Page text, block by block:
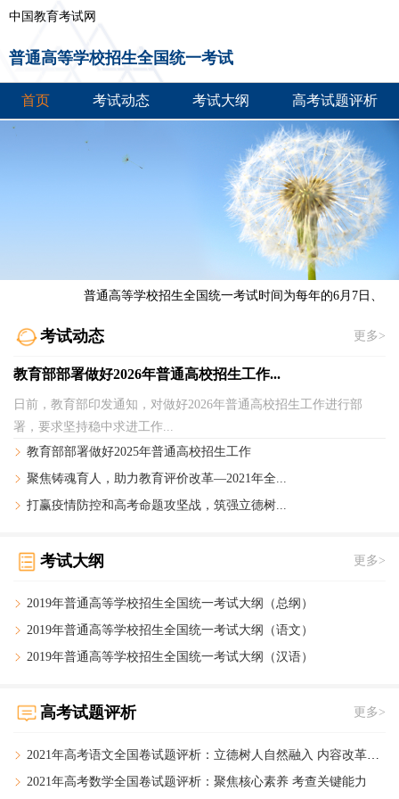
中国教育考试网
普通高等学校招生全国统一考试
首页 考试动态 考试大纲 高考试题评析
普通高等学校招生全国统一考试时间为每年的6月7日、6
考试动态 更多>
教育部部署做好2026年普通高校招生工作...
日前，教育部印发通知，对做好2026年普通高校招生工作进行部
署，要求坚持稳中求进工作...
教育部部署做好2025年普通高校招生工作
聚焦铸魂育人，助力教育评价改革—2021年全...
打赢疫情防控和高考命题攻坚战，筑强立德树...
考试大纲 更多>
2019年普通高等学校招生全国统一考试大纲（总纲）
2019年普通高等学校招生全国统一考试大纲（语文）
2019年普通高等学校招生全国统一考试大纲（汉语）
高考试题评析 更多>
2021年高考语文全国卷试题评析： 立德树人自然融入 内容改革持续深化
2021年高考数学全国卷试题评析： 聚焦核心素养 考查关键能力